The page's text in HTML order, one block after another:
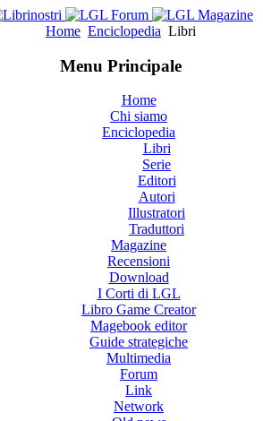
Home Enciclopedia Libri
Menu Principale
Home
Chi siamo
Enciclopedia
Libri
Serie
Editori
Autori
Illustratori
Traduttori
Magazine
Recensioni
Download
I Corti di LGL
Libro Game Creator
Magebook editor
Guide strategiche
Multimedia
Forum
Link
Network